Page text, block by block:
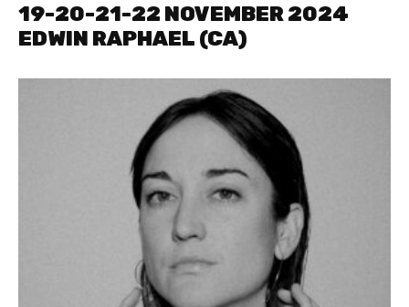
19-20-21-22 NOVEMBER 2024
EDWIN RAPHAEL (CA)